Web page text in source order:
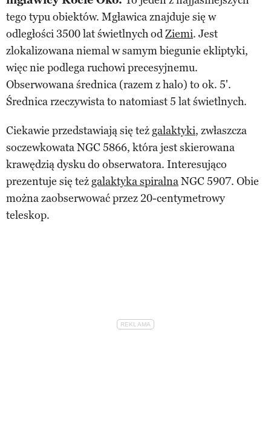
tego typu obiektów. Mgławica znajduje się w
odległości 3500 lat świetlnych odZiemi. Jest
zlokalizowana niemal w samym biegunie ekliptyki,
więc nie podlega ruchowi precesyjnemu.
Obserwowana średnica (razem z halo) to ok. 5'.
Średnica rzeczywista to natomiast 5 lat świetlnych.
Ciekawie przedstawiają się też galaktyki, zwłaszcza
soczewkowata NGC 5866, która jest skierowana
krawędzią dysku do obserwatora. Interesująco
prezentuje się też galaktyka spiralnaNGC 5907. Obie
można zaobserwować przez 20-centymetrowy
teleskop.